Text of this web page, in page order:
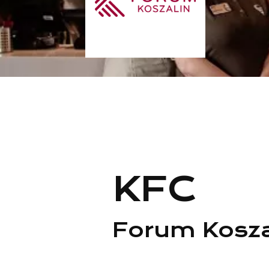
KFC
Forum